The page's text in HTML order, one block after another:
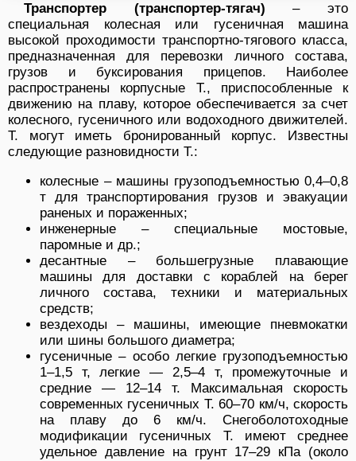
Транспортер (транспортер-тягач) – это
специальная колесная или гусеничная машина
высокой проходимости транспортно-тягового класса,
предназначенная для перевозки личного состава,
грузов и буксирования прицепов. Наиболее
распространены корпусные Т., приспособленные к
движению на плаву, которое обеспечивается за счет
колесного, гусеничного или водоходного движителей.
Т. могут иметь бронированный корпус. Известны
следующие разновидности Т.:
колесные – машины грузоподъемностью 0,4–0,8
т для транспортирования грузов и эвакуации
раненых и пораженных;
инженерные – специальные мостовые,
паромные и др.;
десантные – большегрузные плавающие
машины для доставки с кораблей на берег
личного состава, техники и материальных
средств;
вездеходы – машины, имеющие пневмокатки
или шины большого диаметра;
гусеничные – особо легкие грузоподъемностью
1–1,5 т, легкие — 2,5–4 т, промежуточные и
средние — 12–14 т. Максимальная скорость
современных гусеничных Т. 60–70 км/ч, скорость
на плаву до 6 км/ч. Снегоболотоходные
модификации гусеничных Т. имеют среднее
удельное давление на грунт 17–29 кПа (около